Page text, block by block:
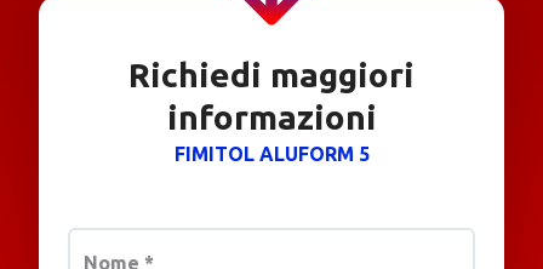
Richiedi maggiori
informazioni
FIMITOL ALUFORM 5
Nome *